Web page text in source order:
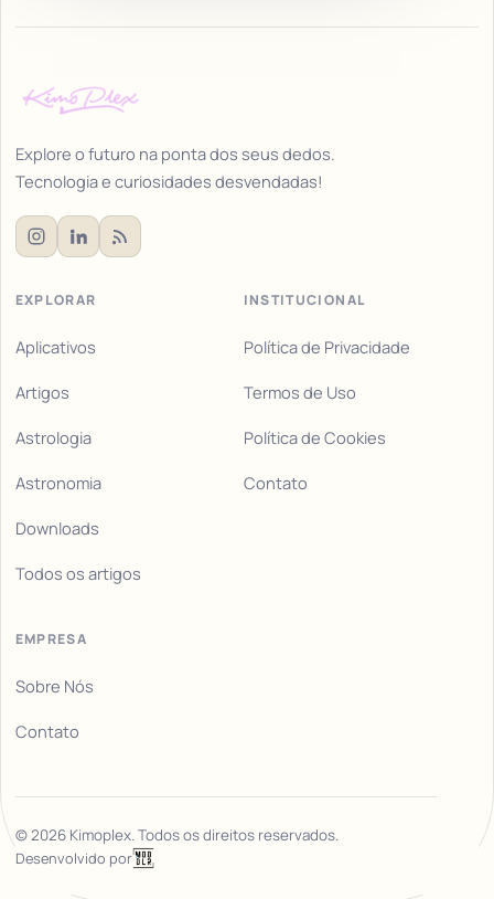
Explore o futuro na ponta dos seus dedos.
Tecnologia e curiosidades desvendadas!
EXPLORAR
Aplicativos
Artigos
Astrologia
Astronomia
Downloads
Todos os artigos
INSTITUCIONAL
Política de Privacidade
Termos de Uso
Política de Cookies
Contato
EMPRESA
Sobre Nós
Contato
©2026Kimoplex. Todos os direitos reservados.
Desenvolvido por